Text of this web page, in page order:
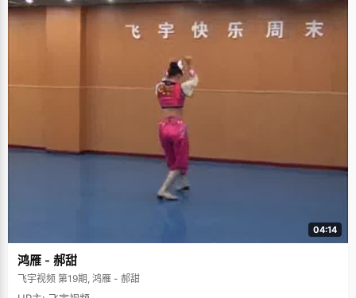
04:14
鸿雁 - 郝甜
飞宇视频 第19期, 鸿雁 - 郝甜